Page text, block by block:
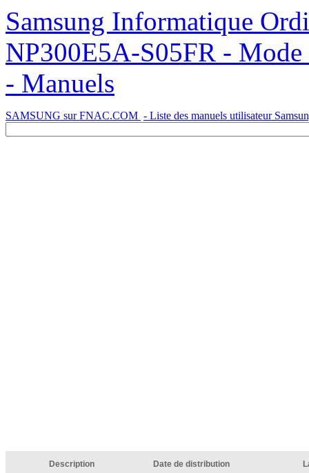
Samsung Informatique Ordinateur Portable NP300E5AH
NP300E5A-S05FR -
- Manuels
SAMSUNG sur FNAC.COM - Liste des manuels utilisateur
Description Date de distribution